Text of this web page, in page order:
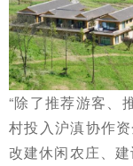
“除了推荐游客、
村投入沪滇协作
改建休闲农庄、